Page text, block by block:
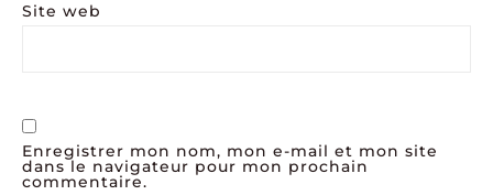
Site web
Enregistrer mon nom, mon e-mail et mon site
dans le navigateur pour mon prochain
commentaire.